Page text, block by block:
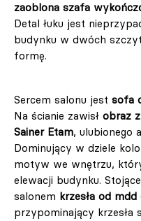
zaoblona szafa
Detal łuku jest
budynku w dwóch
formę.
Sercem salonu jest sofa
Na ścianie zawisł obraz
Sainer Etam, ulubionego
Dominujący w dziele
motyw we wnętrzu,
elewacji budynku.
salonem krzesła od
przypominający krzesła